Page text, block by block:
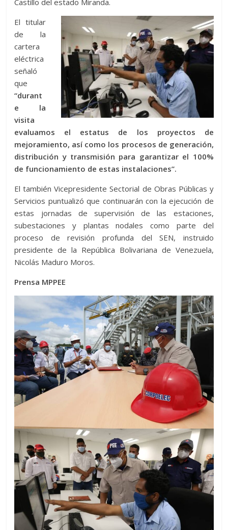
Castillo del estado Miranda.
El titular
de la
cartera
eléctrica
señaló
que
“durant
e la
visita
evaluamos el estatus de los proyectos de
mejoramiento, así como los procesos de generación,
distribución y transmisión para garantizar el 100%
de funcionamiento de estas instalaciones”.
El también Vicepresidente Sectorial de Obras Públicas y
Servicios puntualizó que continuarán con la ejecución de
estas jornadas de supervisión de las estaciones,
subestaciones y plantas nodales como parte del
proceso de revisión profunda del SEN, instruido
presidente de la República Bolivariana de Venezuela,
Nicolás Maduro Moros.
Prensa MPPEE